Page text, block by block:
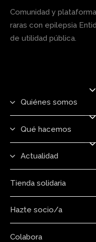
Comunidad y
raras con epilepsia
de utilidad pública.
Quiénes somos
Qué hacemos
Actualidad
Tienda solidaria
Hazte socio/a
Colabora